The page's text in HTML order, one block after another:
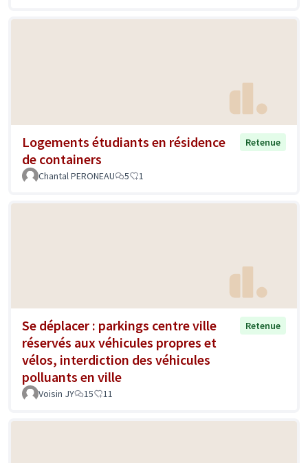
Logements étudiants en résidence
de containers
Retenue
Chantal PERONEAU 5 1
Se déplacer : parkings centre ville
réservés aux véhicules propres et
vélos, interdiction des véhicules
polluants en ville
Retenue
Voisin JY 15 11